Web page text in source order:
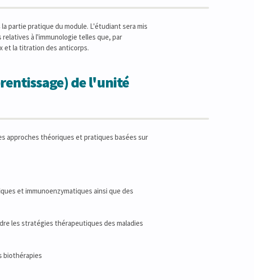
partie pratique du module. L'étudiant sera mis
à l'immunologie telles que, par
et la titration des anticorps.
de l'unité
approches théoriques et pratiques basées sur
et immunoenzymatiques ainsi que des
les stratégies thérapeutiques des maladies
biothérapies